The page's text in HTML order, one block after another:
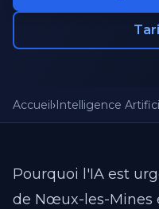
Accueil›Intelligence
Pourquoi l'IA est
de Nœux-les-Mines